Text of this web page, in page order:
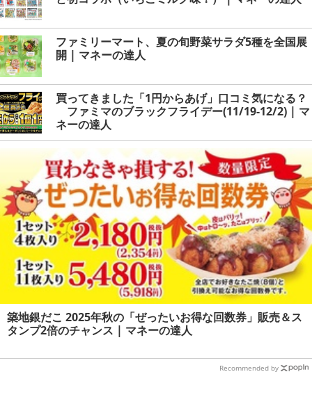
ファミリーマート、夏の旬野菜サラダ5種を全国展
開 | マネーの達人
買ってきました「1円からあげ」口コミ気になる？
ファミマのブラックフライデー(11/19-12/2) | マ
ネーの達人
築地銀だこ 2025年秋の「ぜったいお得な回数券」販売＆ス
タンプ2倍のチャンス | マネーの達人
Recommended by